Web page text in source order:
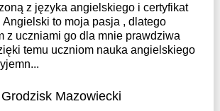
z języka angielskiego i certyfikat
Angielski to moja pasja , dlatego
z uczniami go dla mnie prawdziwa
temu uczniom nauka angielskiego
Grodzisk Mazowiecki